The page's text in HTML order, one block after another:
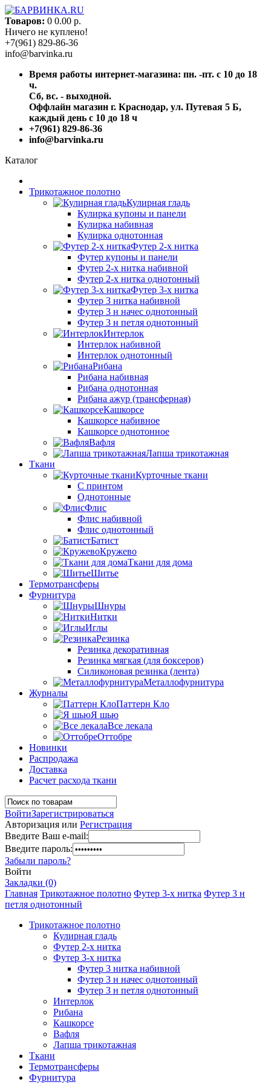
Товаров: 0 0.00 р.
Ничего не куплено!
+7(961) 829-86-36
info@barvinka.ru
Время работы интернет-магазина: пн. -пт. с 10 до 18
ч.
Сб, вс. - выходной.
Оффлайн магазин г. Краснодар, ул. Путевая 5 Б,
каждый день с 10 до 18 ч
+7(961) 829-86-36
info@barvinka.ru
Каталог
Трикотажное полотно
Кулирная гладь
Кулирка купоны и панели
Кулирка набивная
Кулирка однотонная
Футер 2-х нитка
Футер купоны и панели
Футер 2-х нитка набивной
Футер 2-х нитка однотонный
Футер 3-х нитка
Футер 3 нитка набивной
Футер 3 н начес однотонный
Футер 3 н петля однотонный
Интерлок
Интерлок набивной
Интерлок однотонный
Рибана
Рибана набивная
Рибана однотонная
Рибана ажур (трансферная)
Кашкорсе
Кашкорсе набивное
Кашкорсе однотонное
Вафля
Лапша трикотажная
Ткани
Курточные ткани
С принтом
Однотонные
Флис
Флис набивной
Флис однотонный
Батист
Кружево
Ткани для дома
Шитье
Термотрансферы
Фурнитура
Шнуры
Нитки
Иглы
Резинка
Резинка декоративная
Резинка мягкая (для боксеров)
Силиконовая резинка (лента)
Металлофурнитура
Журналы
Паттерн Кло
Я шью
Все лекала
Оттобре
Новинки
Распродажа
Доставка
Расчет расхода ткани
ВойтиЗарегистрироваться
Авторизация или Регистрация
Введите Ваш e-mail:
Введите пароль:
Забыли пароль?
Войти
Закладки (0)
Главная Трикотажное полотно Футер 3-х нитка Футер 3 н
петля однотонный
Трикотажное полотно
Кулирная гладь
Футер 2-х нитка
Футер 3-х нитка
Футер 3 нитка набивной
Футер 3 н начес однотонный
Футер 3 н петля однотонный
Интерлок
Рибана
Кашкорсе
Вафля
Лапша трикотажная
Ткани
Термотрансферы
Фурнитура